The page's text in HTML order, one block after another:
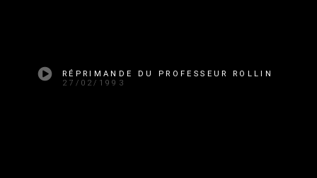
RÉPRIMANDE DU PROFESSEUR ROLLIN
27/02/1993